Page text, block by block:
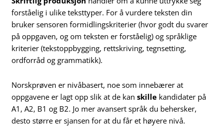
forståelig i ulike teksttyper. For å vurdere teksten din
bruker sensoren formidlingskriterier (hvor godt du svarer
på oppgaven, og om teksten er forståelig) og språklige
kriterier (tekstoppbygging, rettskriving, tegnsetting,
ordforråd og grammatikk).
Norskprøven er nivåbasert, noe som innebærer at
oppgavene er lagt opp slik at de kanskille kandidater på
A1, A2, B1 og B2. Jo mer avansert språk du behersker,
desto større er sjansen for at du får et høyere nivå.